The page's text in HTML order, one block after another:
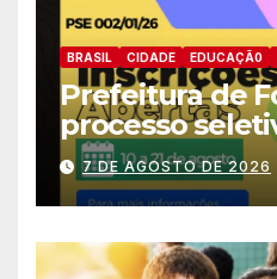
BRASIL CIDADE EDUCAÇÃ0
Prefeitura de
processo
estagiários
7 DE AGOSTO DE 2026